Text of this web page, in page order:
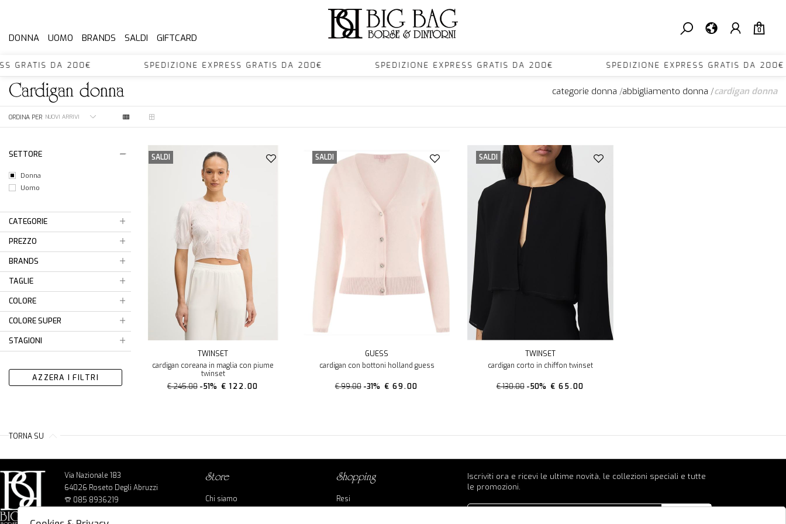
0
DONNA UOMO BRANDS SALDI GIFTCARD
GRATIS DA 200€ SPEDIZIONE EXPRESS GRATIS DA 200€ SPEDIZIONE EXPRESS GRATIS DA 200€ SPEDIZIONE EXPRESS
cardigan donna categorie donna /abbigliamento donna /cardigan donna
ORDINA PER
SETTORE
Donna
Uomo
CATEGORIE
PREZZO
BRANDS
TAGLIE
COLORE
COLORE SUPER
STAGIONI
AZZERA I FILTRI
SALDI
TWINSET
cardigan coreana in maglia con piume
twinset
€ 245.00 -51% € 122.00
SALDI
GUESS
cardigan con bottoni holland guess
€ 99.00 -31% € 69.00
SALDI
TWINSET
cardigan corto in chiffon twinset
€ 130.00 -50% € 65.00
TORNA SU
Via Nazionale 183
64026 Roseto Degli Abruzzi
085 8936219
store
Chi siamo
shopping
Resi
Iscriviti ora e ricevi le ultime novità, le collezioni speciali e tutte
le promozioni.